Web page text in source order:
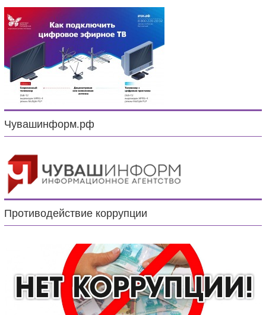
Чувашинформ.рф
Противодействие коррупции